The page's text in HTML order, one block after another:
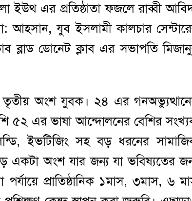
ইউথ এর প্রতিষ্ঠাতা ফজলে রাব্বী
যুব ইসলামী কালচার
ব্লাড ডোনেট ক্লাব এর সভাপতি
তৃতীয় অংশ যুবক। ২৪ এর
৫২ এর ভাষা আন্দোলনের বেশির
ইভটিজিং সহ বড় ধরনের
একটা অংশ যার জন্য যা ভবিষ্যতের
প্রাতিষ্ঠানিক ১মাস, ৩মাস, ৬